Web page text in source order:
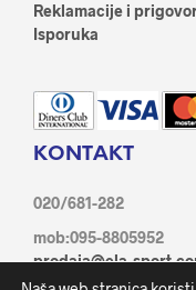
Reklamacije i
Isporuka
KONTAKT
020/681-282
mob:095-8805952
prodaja@ela-
Ante Starčević 21/1,